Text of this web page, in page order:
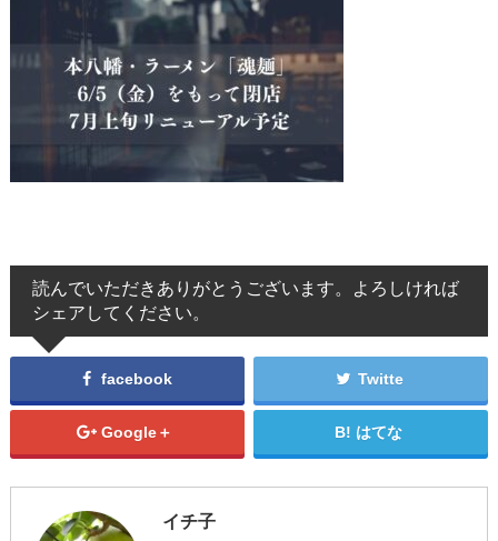
読んでいただきありがとうございます。よろしければ
シェアしてください。
facebook Twitte
Google＋ はてな
イチ子